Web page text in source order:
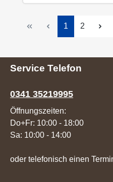
Seite
1 Seite
2
Service Telefon
0341 35219995
Öffnungszeiten:
Do+Fr: 10:00 - 18:00
Sa: 10:00 - 14:00
oder telefonisch einen